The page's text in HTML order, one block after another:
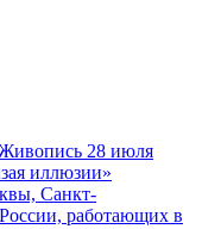
28 июля
иллюзии»
Санкт-
работающих в